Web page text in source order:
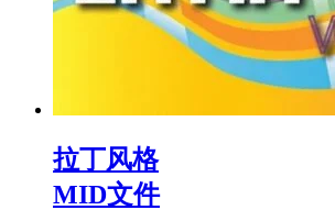
拉丁风格
MID文件